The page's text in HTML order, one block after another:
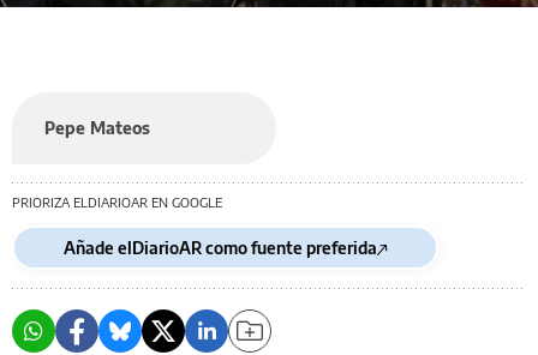
Pepe Mateos
PRIORIZA ELDIARIOAR EN GOOGLE
Añade elDiarioAR como fuente preferida